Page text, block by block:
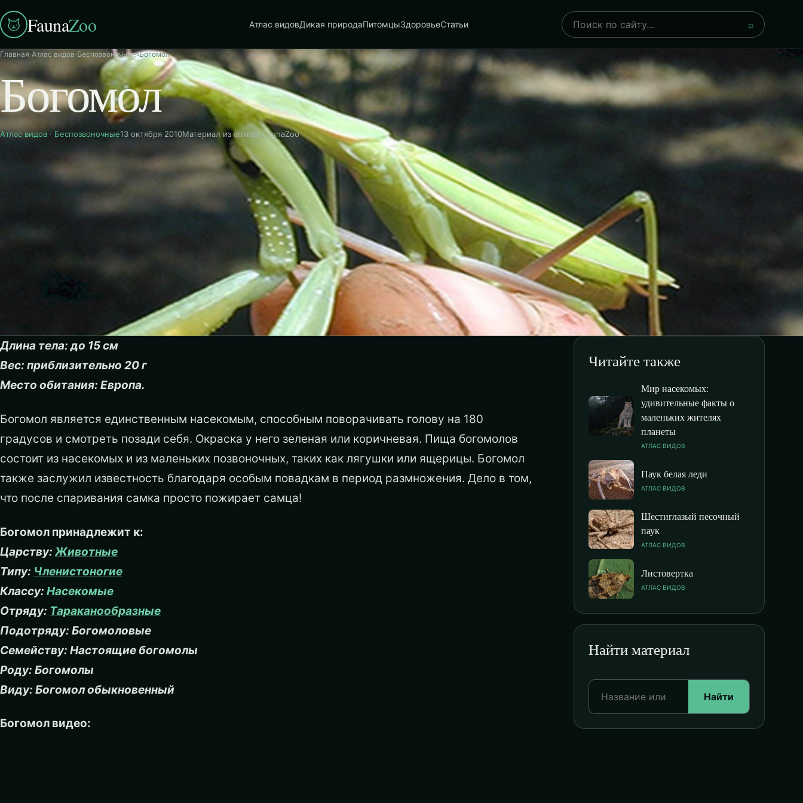
FaunaZoo Атлас видовДикая природаПитомцыЗдоровьеСтатьи
Поиск
⌕
Главная›Атлас видов›Беспозвоночные›Богомол
Богомол
Атлас видов · Беспозвоночные13 октября 2010Материал из архива FaunaZoo
Длина тела: до 15 см
Вес: приблизительно 20 г
Место обитания: Европа.
Богомол является единственным насекомым, способным поворачивать голову на 180
градусов и смотреть позади себя. Окраска у него зеленая или коричневая. Пища богомолов
состоит из насекомых и из маленьких позвоночных, таких как лягушки или ящерицы. Богомол
также заслужил известность благодаря особым повадкам в период размножения. Дело в том,
что после спаривания самка просто пожирает самца!
Богомол принадлежит к:
Царству: Животные
Типу: Членистоногие
Классу: Насекомые
Отряду: Тараканообразные
Подотряду: Богомоловые
Семейству: Настоящие богомолы
Роду: Богомолы
Виду: Богомол обыкновенный
Богомол видео:
Читайте также
Мир насекомых:
удивительные факты о
маленьких жителях
планеты
АТЛАС ВИДОВ
Паук белая леди
АТЛАС ВИДОВ
Шестиглазый песочный
паук
АТЛАС ВИДОВ
Листовертка
АТЛАС ВИДОВ
Найти материал
Найти